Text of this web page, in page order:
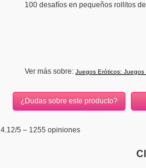
100 desafíos en pequeños rollitos
Ver más sobre: Juegos Eróticos: Juegos
¿Dudas sobre este producto?
4.12/5 – 1255 opiniones